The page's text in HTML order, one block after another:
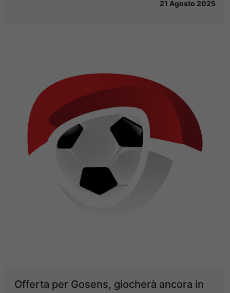
21 Agosto 2025
Offerta per Gosens, giocherà ancora in